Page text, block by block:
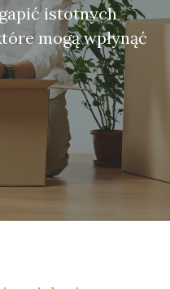
istotnych
mogą wpłynąć